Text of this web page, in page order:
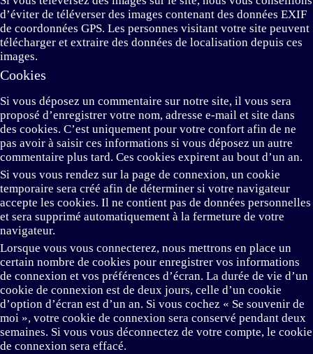
d’éviter de téléverser des images contenant des données EXIF
de coordonnées GPS. Les personnes visitant votre site peuvent
télécharger et extraire des données de localisation depuis ces
images.
Cookies
Si vous déposez un commentaire sur notre site, il vous sera
proposé d’enregistrer votre nom, adresse e-mail et site dans
des cookies. C’est uniquement pour votre confort afin de ne
pas avoir à saisir ces informations si vous déposez un autre
commentaire plus tard. Ces cookies expirent au bout d’un an.
Si vous vous rendez sur la page de connexion, un cookie
temporaire sera créé afin de déterminer si votre navigateur
accepte les cookies. Il ne contient pas de données personnelles
et sera supprimé automatiquement à la fermeture de votre
navigateur.
Lorsque vous vous connecterez, nous mettrons en place un
certain nombre de cookies pour enregistrer vos informations
de connexion et vos préférences d’écran. La durée de vie d’un
cookie de connexion est de deux jours, celle d’un cookie
d’option d’écran est d’un an. Si vous cochez « Se souvenir de
moi », votre cookie de connexion sera conservé pendant deux
semaines. Si vous vous déconnectez de votre compte, le cookie
de connexion sera effacé.